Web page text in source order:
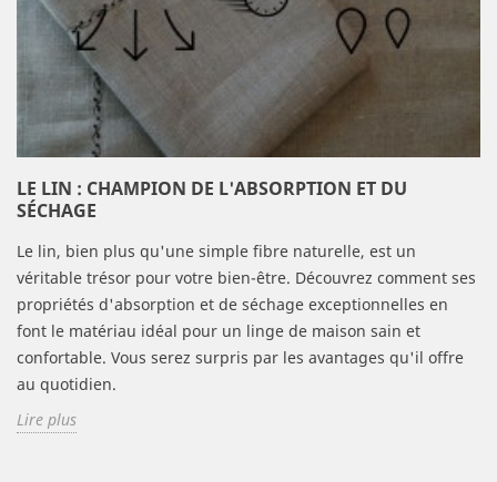
LE LIN : CHAMPION DE L'ABSORPTION ET DU
SÉCHAGE
Le lin, bien plus qu'une simple fibre naturelle, est un
véritable trésor pour votre bien-être. Découvrez comment ses
propriétés d'absorption et de séchage exceptionnelles en
font le matériau idéal pour un linge de maison sain et
confortable. Vous serez surpris par les avantages qu'il offre
au quotidien.
Lire plus